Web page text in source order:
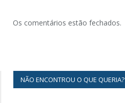
Os comentários estão fechados.
NÃO ENCONTROU O QUE QUERIA?